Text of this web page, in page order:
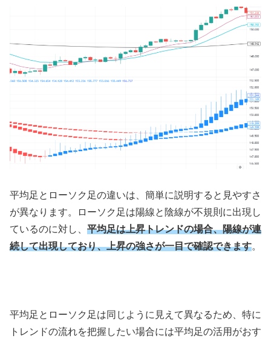
平均足とローソク足の違いは、簡単に説明すると見やすさ
が異なります。ローソク足は陽線と陰線が不規則に出現し
ているのに対し、 平均足は上昇トレンドの場合、陽線が連
続して出現しており、上昇の強さが一目で確認できます。
平均足とローソク足は同じように見えて異なるため、特に
トレンドの流れを把握したい場合には平均足の活用がおす